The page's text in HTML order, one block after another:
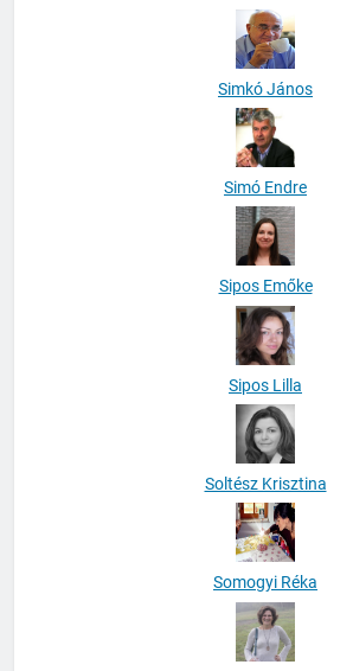
Simkó János
Simó Endre
Sipos Emőke
Sipos Lilla
Soltész Krisztina
Somogyi Réka